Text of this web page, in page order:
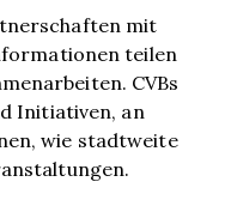
mit
teilen
CVBs
Initiativen, an
wie stadtweite